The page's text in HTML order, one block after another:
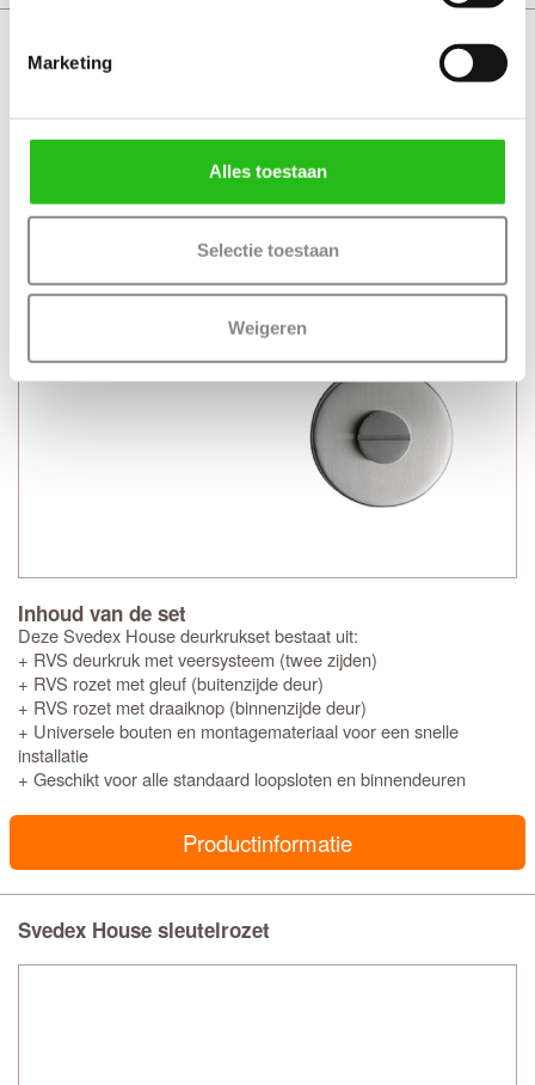
Marketing
Alles toestaan
Selectie toestaan
Weigeren
Inhoud van de set
Deze Svedex House deurkrukset bestaat uit:
+ RVS deurkruk met veersysteem (twee zijden)
+ RVS rozet met gleuf (buitenzijde deur)
+ RVS rozet met draaiknop (binnenzijde deur)
+ Universele bouten en montagemateriaal voor een snelle
installatie
+ Geschikt voor alle standaard loopsloten en binnendeuren
Productinformatie
Svedex House sleutelrozet